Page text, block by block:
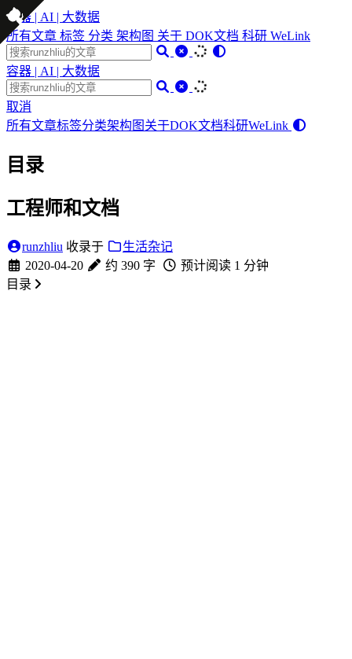
容器 | AI | 大数据
所有文章 标签 分类 架构图 关于 DOK文档 科研 WeLink
容器 | AI | 大数据
取消
所有文章标签分类架构图 关于DOK文档科研WeLink
目录
工程师和文档
runzhliu 收录于
生活杂记
2020-04-20
约 390 字
预计阅读 1 分钟
目录